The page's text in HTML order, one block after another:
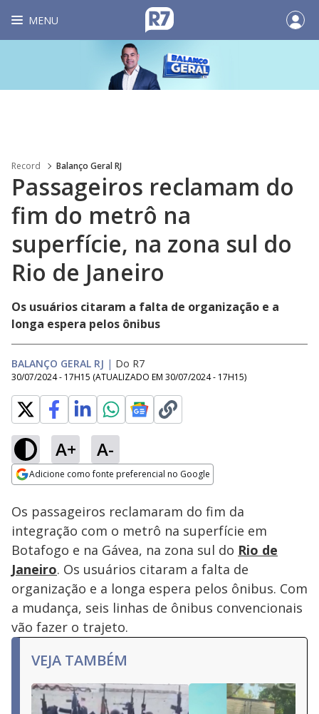
MENU
Record Balanço Geral RJ
Passageiros reclamam do
fim do metrô na
superfície, na zona sul do
Rio de Janeiro
Os usuários citaram a falta de organização e a
longa espera pelos ônibus
BALANÇO GERAL RJ | Do R7
30/07/2024 - 17H15 (ATUALIZADO EM 30/07/2024 - 17H15)
A+ A-
Adicione como fonte preferencial no Google
Ativar
Loaded
36.37%
Os passageiros reclamaram do fim da
integração com o metrô na superfície em
Botafogo e na Gávea, na zona sul do Rio de
Janeiro. Os usuários citaram a falta de
organização e a longa espera pelos ônibus. Com
a mudança, seis linhas de ônibus convencionais
vão fazer o trajeto.
VEJA TAMBÉM